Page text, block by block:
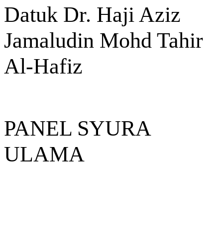
Datuk Dr. Haji Aziz
Jamaludin Mohd Tahir
Al-Hafiz
PANEL SYURA
ULAMA